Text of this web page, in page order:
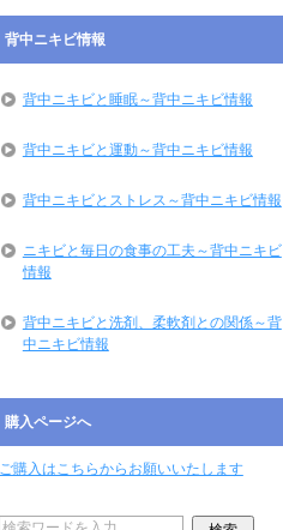
背中ニキビ情報
背中ニキビと睡眠～背中ニキビ情報
背中ニキビと運動～背中ニキビ情報
背中ニキビとストレス～背中ニキビ情報
ニキビと毎日の食事の工夫～背中ニキビ
情報
背中ニキビと洗剤、柔軟剤との関係～背
中ニキビ情報
購入ページへ
ご購入はこちらからお願いいたします